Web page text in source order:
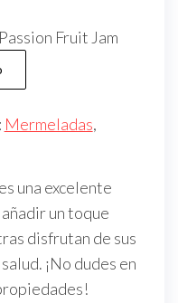
Fruit Jam
Mermeladas
es una excelente
un toque
disfrutan de sus
¡No dudes en